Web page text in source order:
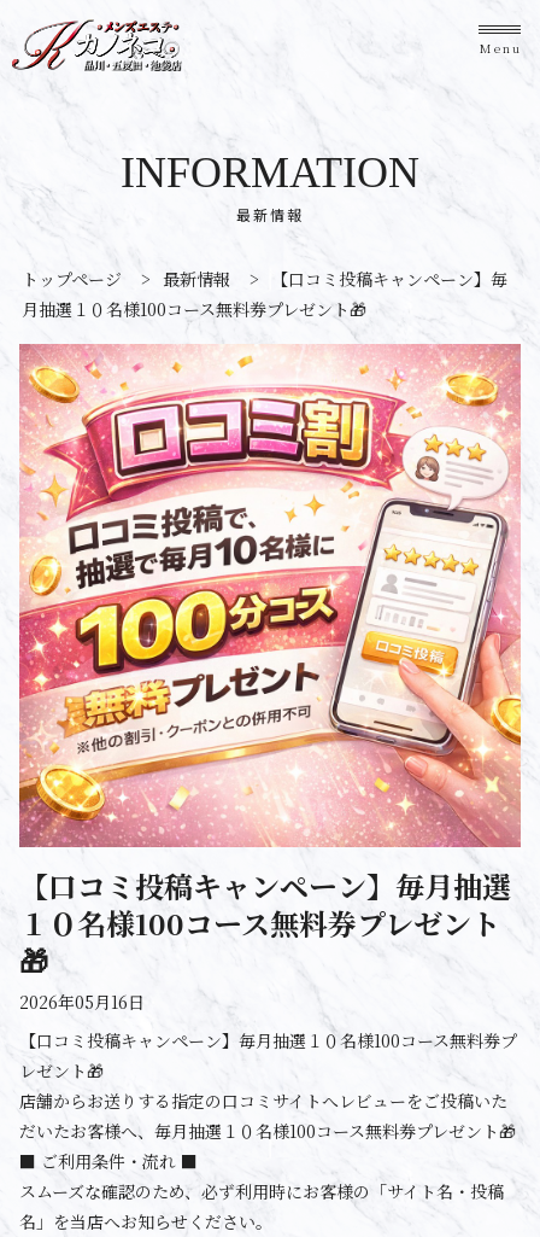
Menu
最新情報
INFORMATION
トップページ > 最新情報 >
【口コミ投稿キャンペーン】毎
月抽選１０名様100コース無料券プレゼント🎁
【口コミ投稿キャンペーン】毎月抽選
１０名様100コース無料券プレゼント
🎁
2026年05月16日
【口コミ投稿キャンペーン】毎月抽選１０名様100コース無料券プ
レゼント🎁
店舗からお送りする指定の口コミサイトへレビューをご投稿いた
だいたお客様へ、毎月抽選１０名様100コース無料券プレゼント🎁
■ ご利用条件・流れ ■
スムーズな確認のため、必ず利用時にお客様の「サイト名・投稿
名」を当店へお知らせください。